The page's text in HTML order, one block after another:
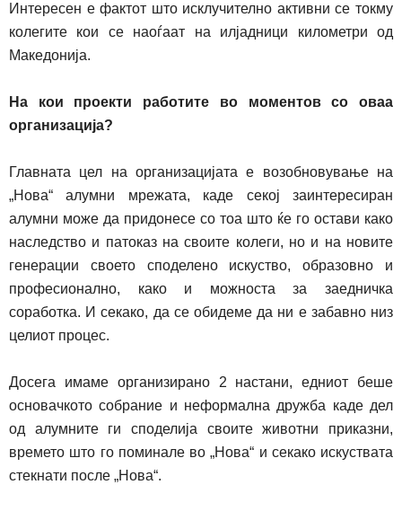
Интересен е фактот што исклучително активни се токму
колегите кои се наоѓаат на илјадници километри од
Македонија.
На кои проекти работите во моментов со оваа
организација?
Главната цел на организацијата е возобновување на
„Нова“ алумни мрежата, каде секој заинтересиран
алумни може да придонесе со тоа што ќе го остави како
наследство и патоказ на своите колеги, но и на новите
генерации своето споделено искуство, образовно и
професионално, како и можноста за заедничка
соработка. И секако, да се обидеме да ни е забавно низ
целиот процес.
Досега имаме организирано 2 настани, едниот беше
основачкото собрание и неформална дружба каде дел
од алумните ги споделија своите животни приказни,
времето што го поминале во „Нова“ и секако искуствата
стекнати после „Нова“.